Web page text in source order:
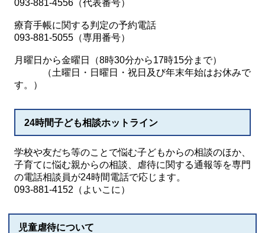
093-881-4556（代表番号）
療育手帳に関する判定の予約電話
093-881-5055（専用番号）
月曜日から金曜日（8時30分から17時15分まで）
（土曜日・日曜日・祝日及び年末年始はお休みで
す。）
24時間子ども相談ホットライン
学校や友だち等のことで悩む子どもからの相談のほか、
子育てに悩む親からの相談、虐待に関する通報等を専門
の電話相談員が24時間電話で応じます。
093-881-4152（よいこに）
児童虐待について